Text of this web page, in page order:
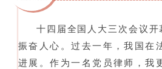
十四届全国人大三次会议开
振奋人心。过去一年，我国在
进展。作为一名党员律师，我